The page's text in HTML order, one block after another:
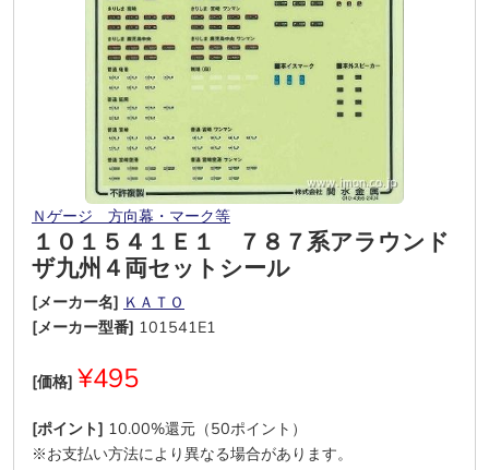
Ｎゲージ 方向幕・マーク等
１０１５４１Ｅ１ ７８７系アラウンド
ザ九州４両セットシール
[メーカー名] ＫＡＴＯ
[メーカー型番] 101541E1
[価格] ¥495
[ポイント] 10.00%還元（50ポイント）
※お支払い方法により異なる場合があります。